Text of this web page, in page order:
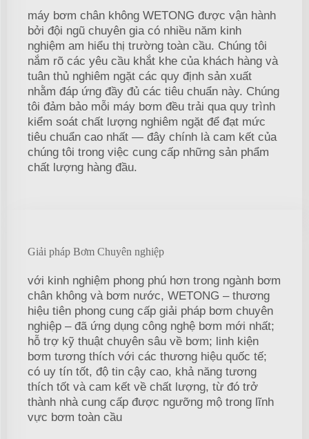
máy bơm chân không WETONG được vận hành
bởi đội ngũ chuyên gia có nhiều năm kinh
nghiệm am hiểu thị trường toàn cầu. Chúng tôi
nắm rõ các yêu cầu khắt khe của khách hàng và
tuân thủ nghiêm ngặt các quy định sản xuất
nhằm đáp ứng đầy đủ các tiêu chuẩn này. Chúng
tôi đảm bảo mỗi máy bơm đều trải qua quy trình
kiểm soát chất lượng nghiêm ngặt để đạt mức
tiêu chuẩn cao nhất — đây chính là cam kết của
chúng tôi trong việc cung cấp những sản phẩm
chất lượng hàng đầu.
Giải pháp Bơm Chuyên nghiệp
với kinh nghiệm phong phú hơn trong ngành bơm
chân không và bơm nước, WETONG – thương
hiệu tiên phong cung cấp giải pháp bơm chuyên
nghiệp – đã ứng dụng công nghệ bơm mới nhất;
hỗ trợ kỹ thuật chuyên sâu về bơm; linh kiện
bơm tương thích với các thương hiệu quốc tế;
có uy tín tốt, độ tin cậy cao, khả năng tương
thích tốt và cam kết về chất lượng, từ đó trở
thành nhà cung cấp được ngưỡng mộ trong lĩnh
vực bơm toàn cầu